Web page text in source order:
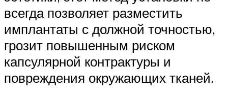
всегда позволяет разместить
имплантаты с должной точностью,
грозит повышенным риском
капсулярной контрактуры и
повреждения окружающих тканей.